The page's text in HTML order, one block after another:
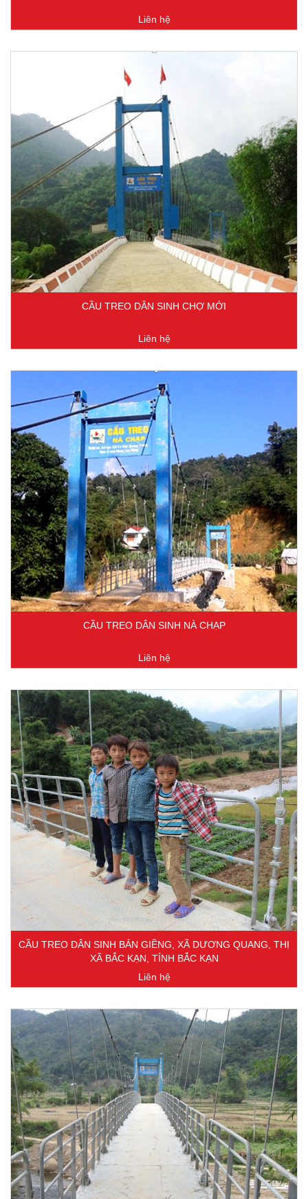
Liên hệ
CẦU TREO DÂN SINH CHỢ MỚI
Liên hệ
CẦU TREO DÂN SINH NÀ CHẠP
Liên hệ
CẦU TREO DÂN SINH BẢN GIỀNG, XÃ DƯƠNG QUANG, THỊ
XÃ BẮC KẠN, TỈNH BẮC KẠN
Liên hệ